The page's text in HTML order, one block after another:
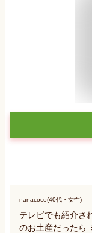
nanacoco(40代・女性)
テレビでも紹介さ
のお土産だったら